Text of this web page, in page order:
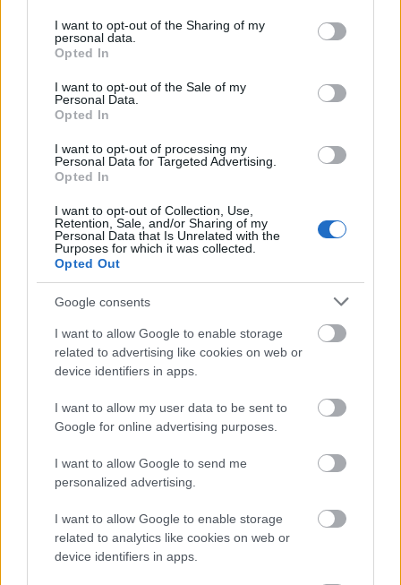
not limited to your visit or usage behaviour. You may click to
grant or deny consent to Google and its third-party tags to
use your data for below specified purposes in below Google
consent section.
I want to opt-out of the Sharing of my
personal data.
Opted In
I want to opt-out of the Sale of my
Personal Data.
Opted In
I want to opt-out of processing my
Personal Data for Targeted Advertising.
Opted In
I want to opt-out of Collection, Use,
Retention, Sale, and/or Sharing of my
Personal Data that Is Unrelated with the
Purposes for which it was collected.
Opted Out
Google consents
I want to allow Google to enable storage
related to advertising like cookies on web or
device identifiers in apps.
I want to allow my user data to be sent to
Google for online advertising purposes.
I want to allow Google to send me
personalized advertising.
I want to allow Google to enable storage
related to analytics like cookies on web or
device identifiers in apps.
Aktuális
árnyékában?
másodfokúra csökken a riasztás
HIRDETÉS
HIRDETÉS
HIRDETÉS